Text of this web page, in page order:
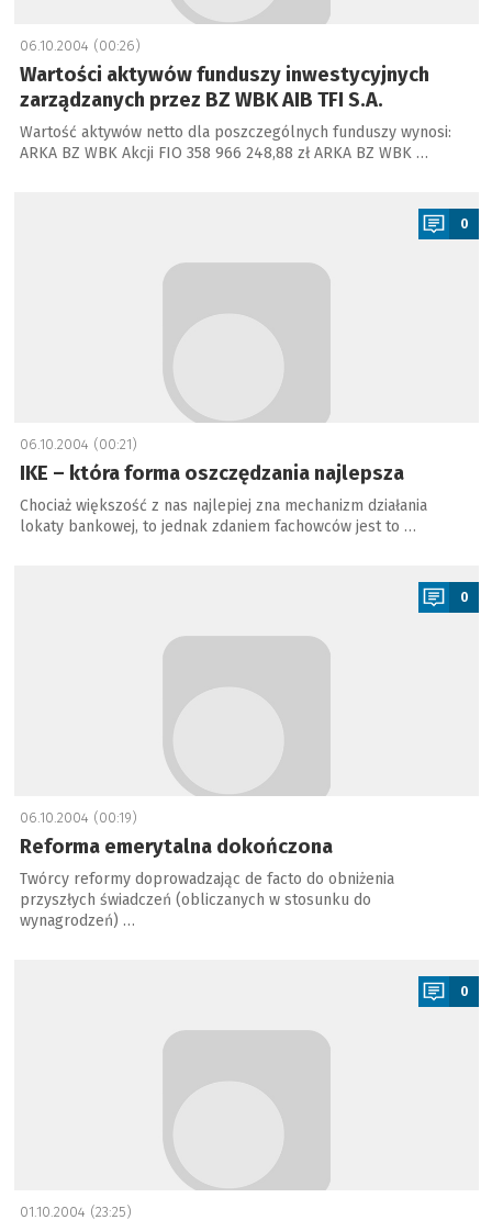
06.10.2004 (00:26)
Wartości aktywów funduszy inwestycyjnych
zarządzanych przez BZ WBK AIB TFI S.A.
Wartość aktywów netto dla poszczególnych funduszy wynosi:
ARKA BZ WBK Akcji FIO 358 966 248,88 zł ARKA BZ WBK …
0
06.10.2004 (00:21)
IKE – która forma oszczędzania najlepsza
Chociaż większość z nas najlepiej zna mechanizm działania
lokaty bankowej, to jednak zdaniem fachowców jest to …
0
06.10.2004 (00:19)
Reforma emerytalna dokończona
Twórcy reformy doprowadzając de facto do obniżenia
przyszłych świadczeń (obliczanych w stosunku do
wynagrodzeń) …
0
01.10.2004 (23:25)